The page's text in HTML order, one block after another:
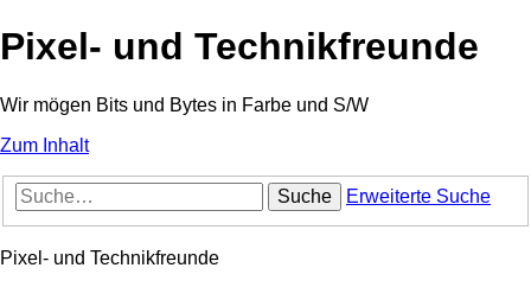
Pixel- und Technikfreunde
Wir mögen Bits und Bytes in Farbe und S/W
Zum Inhalt
Suche Erweiterte Suche
Pixel- und Technikfreunde